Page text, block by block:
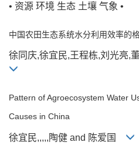
• 资源 环境 生态 土壤 气象 •
中国农田生态系统水分利用效率的
徐同庆,徐宜民,王程栋,刘光亮,
Pattern of Agroecosystem Water
Causes in China
徐宜民,,,,,陶健 and 陈爱国